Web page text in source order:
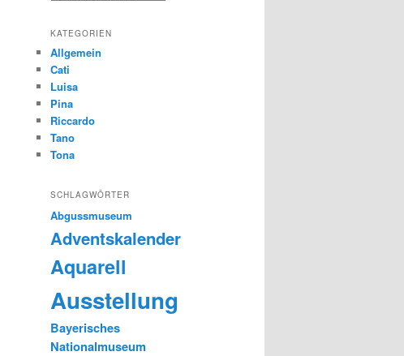
KATEGORIEN
Allgemein
Cati
Luisa
Pina
Riccardo
Tano
Tona
SCHLAGWÖRTER
Abgussmuseum
Adventskalender
Aquarell
Ausstellung
Bayerisches
Nationalmuseum